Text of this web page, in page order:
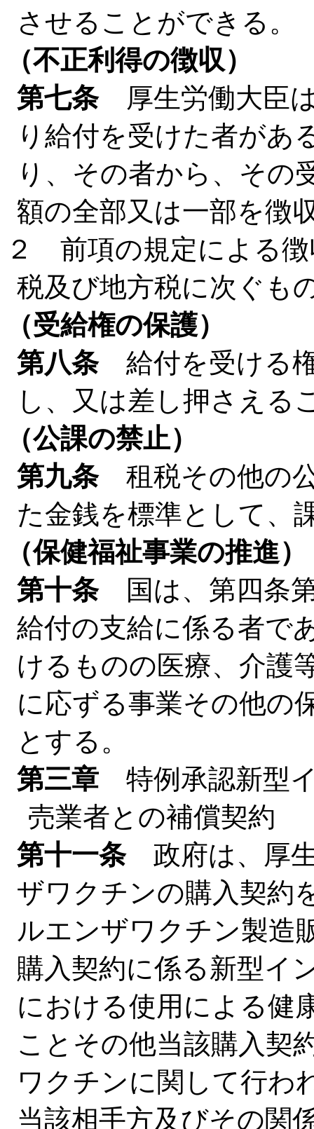
させることができる。
（不正利得の徴収）
第七条厚生労働大臣は
り給付を受けた者があ
り、その者から、その
額の全部又は一部を徴
２ 前項の規定による徴
税及び地方税に次ぐも
（受給権の保護）
第八条給付を受ける権
し、又は差し押さえる
（公課の禁止）
第九条租税その他の公
た金銭を標準として、
（保健福祉事業の推進）
第十条国は、第四条第
給付の支給に係る者で
けるものの医療、介護
に応ずる事業その他の
とする。
第三章 特例承認新型
売業者との補償契約
第十一条政府は、厚生
ザワクチンの購入契約
ルエンザワクチン製造
購入契約に係る新型イ
における使用による健
ことその他当該購入契
ワクチンに関して行わ
当該相手方及びその関